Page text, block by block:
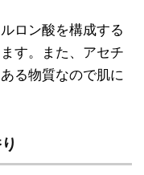
ロン酸を構成する
す。また、アセチ
る物質なので肌に